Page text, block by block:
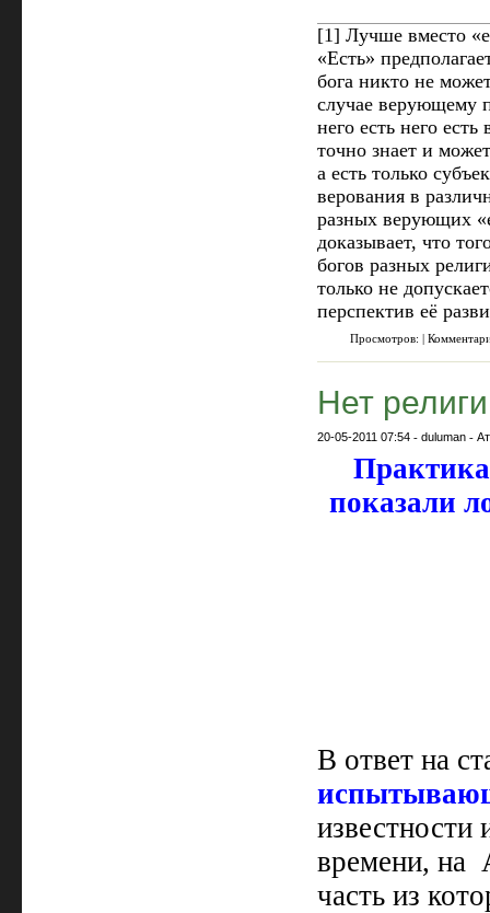
[1] Лучше вместо
«Есть»
бога никто не
случае верующему
него есть него есть
точно знает и
а есть только
верования в
разных верующих
доказывает, что
богов разных
только не
перспектив её
Просмотров: |
Нет
20-05-2011 07:54 -duluman -
показали
В ответ на
времени, на
часть из